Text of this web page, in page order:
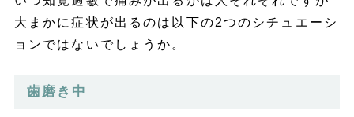
大まかに症状が出るのは以下の2つのシチュエーシ
ョンではないでしょうか。
歯磨き中